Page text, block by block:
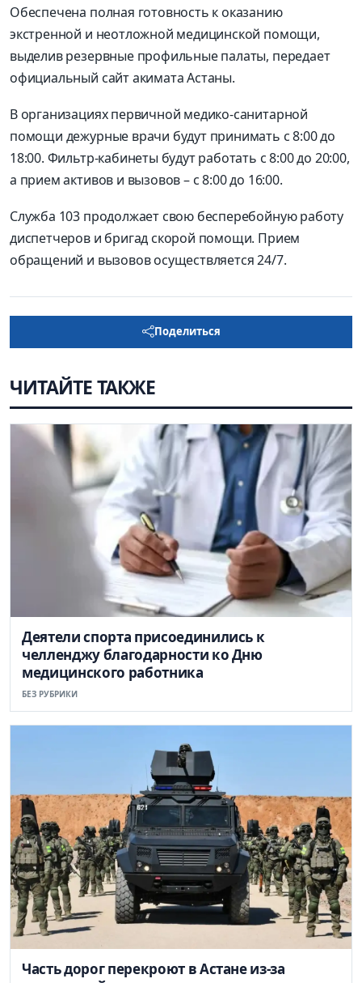
Обеспечена полная готовность к оказанию
экстренной и неотложной медицинской помощи,
выделив резервные профильные палаты, передает
официальный сайт акимата Астаны.
В организациях первичной медико-санитарной
помощи дежурные врачи будут принимать с 8:00 до
18:00. Фильтр-кабинеты будут работать с 8:00 до 20:00,
а прием активов и вызовов – с 8:00 до 16:00.
Служба 103 продолжает свою бесперебойную работу
диспетчеров и бригад скорой помощи. Прием
обращений и вызовов осуществляется 24/7.
Поделиться
ЧИТАЙТЕ ТАКЖЕ
Деятели спорта присоединились к
челленджу благодарности ко Дню
медицинского работника
БЕЗ РУБРИКИ
Часть дорог перекроют в Астане из-за